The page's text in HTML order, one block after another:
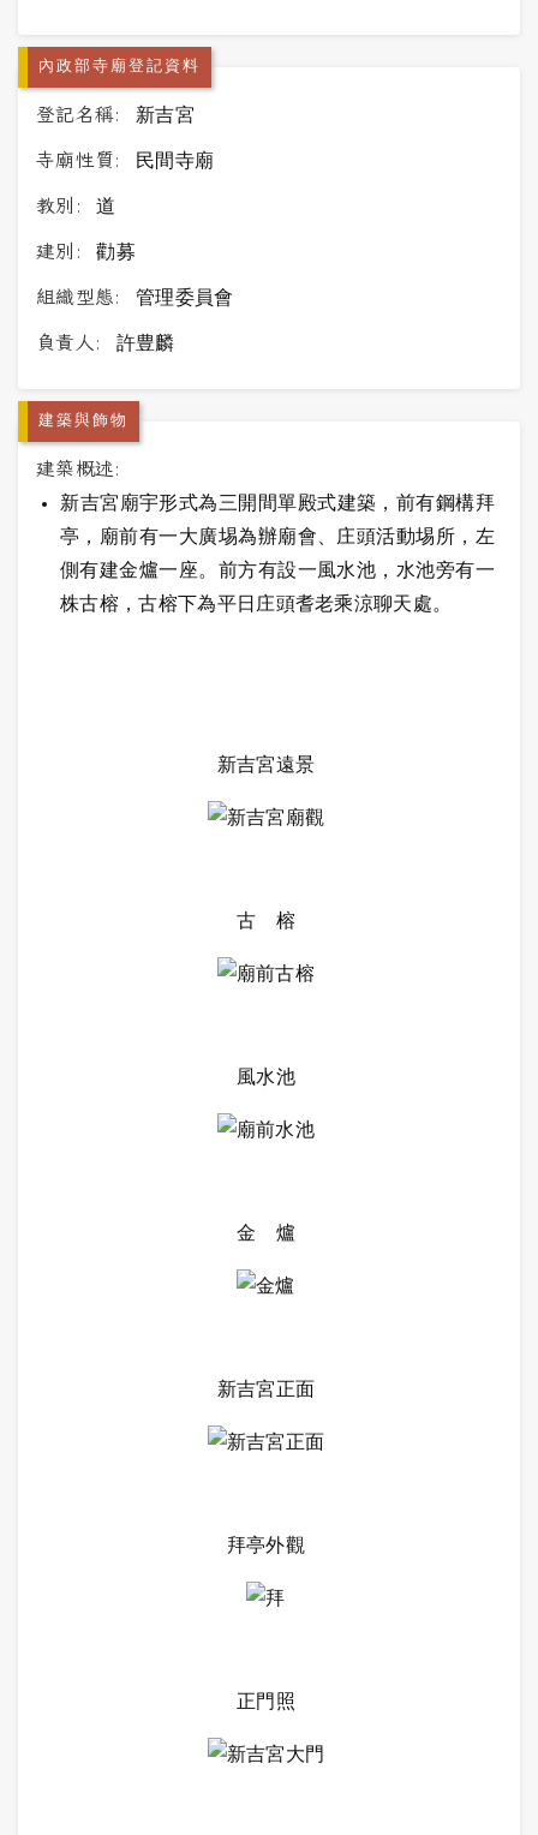
內政部寺廟登記資料
登記名稱: 新吉宮
寺廟性質: 民間寺廟
教別: 道
建別: 勸募
組織型態: 管理委員會
負責人: 許豊麟
建築與飾物
建築概述:
新吉宮廟宇形式為三開間單殿式建築，前有鋼構拜
亭，廟前有一大廣埸為辦廟會、庄頭活動埸所，左
側有建金爐一座。前方有設一風水池，水池旁有一
株古榕，古榕下為平日庄頭耆老乘涼聊天處。
新吉宮遠景
古 榕
風水池
金 爐
新吉宮正面
拜亭外觀
正門照